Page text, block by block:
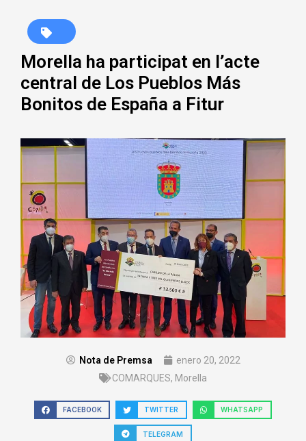
Morella ha participat en l’acte
central de Los Pueblos Más
Bonitos de España a Fitur
Nota de Premsa
enero 20, 2022
COMARQUES, Morella
FACEBOOK TWITTER WHATSAPP
TELEGRAM